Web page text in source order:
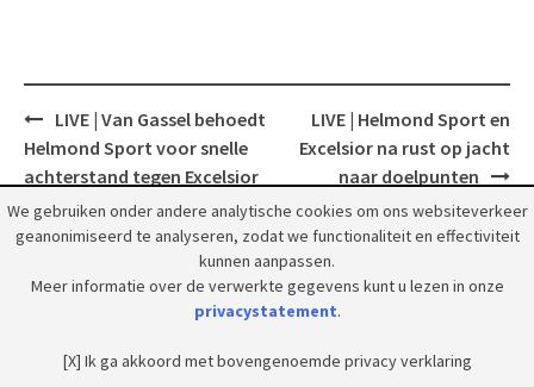
Post
navigation
LIVE | Van Gassel behoedt
Helmond Sport voor snelle
achterstand tegen Excelsior
LIVE | Helmond Sport en
Excelsior na rust op jacht
naar doelpunten
© 2018 Grootpeelland. Alle rechten voorbehouden.
We gebruiken onder andere analytische cookies om ons websiteverkeer
geanonimiseerd te analyseren, zodat we functionaliteit en effectiviteit
kunnen aanpassen.
Meer informatie over de verwerkte gegevens kunt u lezen in onze
privacystatement.
[X] Ik ga akkoord met bovengenoemde privacy verklaring